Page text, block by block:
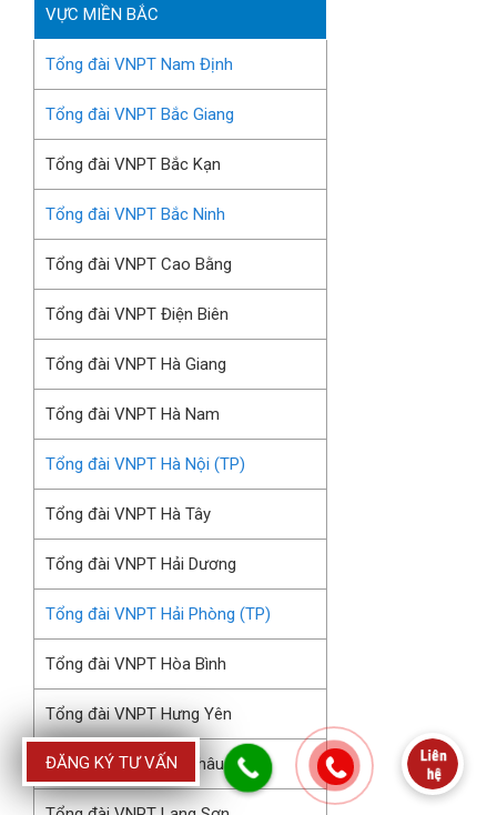
VỰC MIỀN BẮC
Tổng đài VNPT Nam Định
Tổng đài VNPT Bắc Giang
Tổng đài VNPT Bắc Kạn
Tổng đài VNPT Bắc Ninh
Tổng đài VNPT Cao Bằng
Tổng đài VNPT Điện Biên
Tổng đài VNPT Hà Giang
Tổng đài VNPT Hà Nam
Tổng đài VNPT Hà Nội (TP)
Tổng đài VNPT Hà Tây
Tổng đài VNPT Hải Dương
Tổng đài VNPT Hải Phòng (TP)
Tổng đài VNPT Hòa Bình
Tổng đài VNPT Hưng Yên
Tổng đài VNPT Lai Châu
ĐĂNG KÝ TƯ VẤN